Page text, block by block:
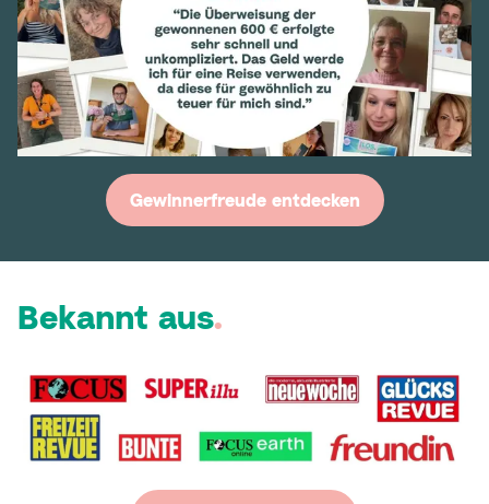
Gewinnerfreude entdecken
Bekannt aus.